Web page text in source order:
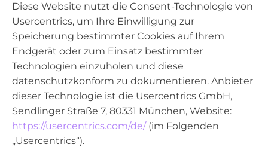
Diese Website nutzt die Consent-Technologie von
Usercentrics, um Ihre Einwilligung zur
Speicherung bestimmter Cookies auf Ihrem
Endgerät oder zum Einsatz bestimmter
Technologien einzuholen und diese
datenschutzkonform zu dokumentieren. Anbieter
dieser Technologie ist die Usercentrics GmbH,
Sendlinger Straße 7, 80331 München, Website:
https://usercentrics.com/de/(im Folgenden
„Usercentrics“).